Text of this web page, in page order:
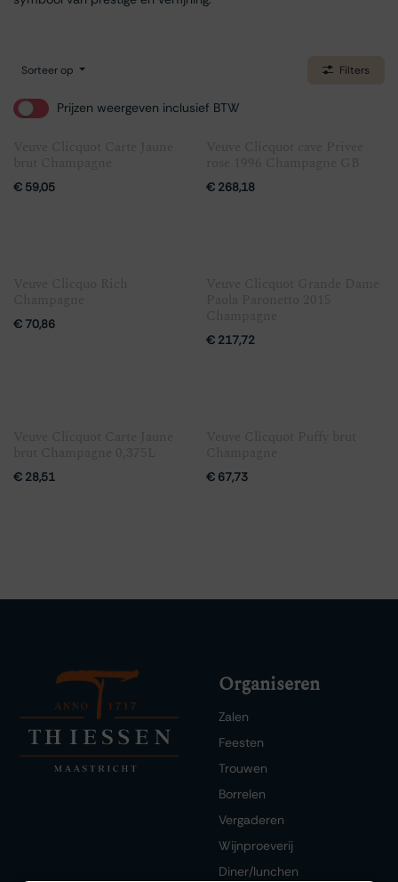
Sorteer op Filters
Prijzen weergeven inclusief BTW
€ 59,05 € 268,18
€ 70,86
€ 217,72
€ 28,51 € 67,73
Organiseren
Zalen
Feesten
Trouwen
Borrelen
Vergaderen
Wijnproeverij
Diner/lunchen